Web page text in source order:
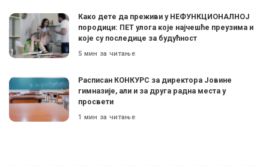
Како дете да преживи у НЕФУНКЦИОНАЛНОЈ
породици: ПЕТ улога које најчешће преузима и
које су последице за будућност
5 мин за читање
Расписан КОНКУРС за директора Јовине
гимназије, али и за друга радна места у
просвети
1 мин за читање